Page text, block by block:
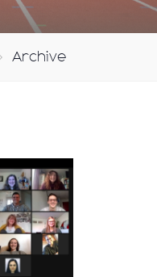
Archive